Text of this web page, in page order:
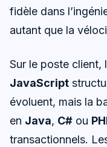
fidèle dans
autant que la
Sur le poste client,
JavaScript
évoluent, mais la
en Java, C# ou
transactionnels.